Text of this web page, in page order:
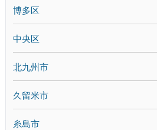
博多区
中央区
北九州市
久留米市
糸島市